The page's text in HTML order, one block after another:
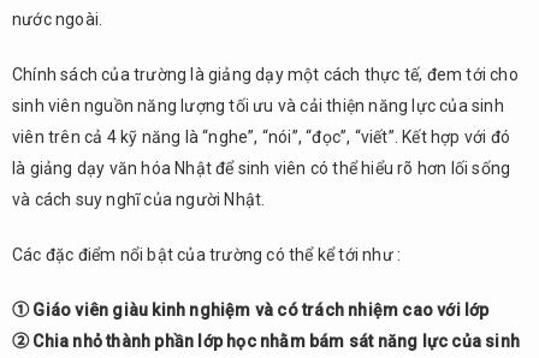
Hệ
trường
ngữ
Toyo
Gaigo
4.
Nhật
trực
thuộc
nước ngoài.
Chính sách của trường là giảng dạy một cách thực tế, đem tới cho
sinh viên nguồn năng lượng tối ưu và cải thiện năng lực của sinh
viên trên cả 4 kỹ năng là “nghe”, “nói”, “đọc”, “viết”. Kết hợp với đó
là giảng dạy văn hóa Nhật để sinh viên có thể hiểu rõ hơn lối sống
và cách suy nghĩ của người Nhật.
Các đặc điểm nổi bật của trường có thể kể tới như :
① Giáo viên giàu kinh nghiệm và có trách nhiệm cao với lớp
② Chia nhỏ thành phần lớp học nhằm bám sát năng lực của sinh